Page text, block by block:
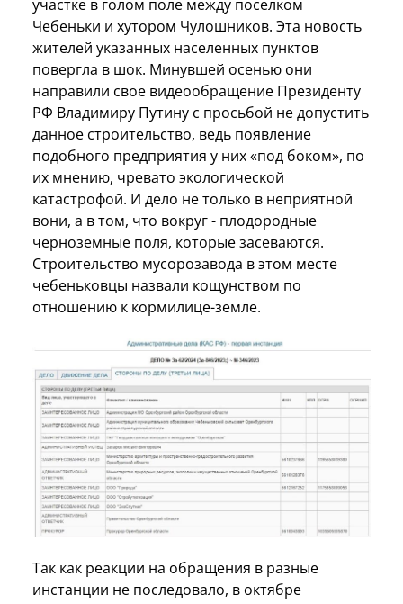
участке в голом поле между поселком
Чебеньки и хутором Чулошников. Эта новость
жителей указанных населенных пунктов
повергла в шок. Минувшей осенью они
направили свое видеообращение Президенту
РФ Владимиру Путину с просьбой не допустить
данное строительство, ведь появление
подобного предприятия у них «под боком», по
их мнению, чревато экологической
катастрофой. И дело не только в неприятной
вони, а в том, что вокруг - плодородные
черноземные поля, которые засеваются.
Строительство мусорозавода в этом месте
чебеньковцы назвали кощунством по
отношению к кормилице-земле.
Так как реакции на обращения в разные
инстанции не последовало, в октябре